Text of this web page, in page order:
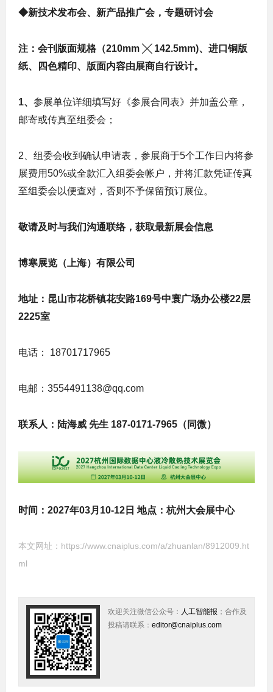
◆新技术发布会、新产品推广会，专题研讨会
注：会刊版面规格（210mm ╳ 142.5mm)、进口铜版
纸、四色精印、版面内容由展商自行设计。
1、 参展单位详细填写好《参展合同表》并加盖公章，
邮寄或传真至组委会；
2、组委会收到确认申请表，参展商于5个工作日内将参
展费用50%或全款汇入组委会帐户，并将汇款凭证传真
至组委会以便查对，否则不予保留预订展位。
敬请及时与我们沟通联络，获取最新展会信息
博寒展览（上海）有限公司
地址 ：昆山市花桥镇花安路169号中寰广场办公楼22层
2225室
电话： 18701717965
电邮： 3554491138@qq.com
联系人：陆海威 先生 187-0171-7965（同微）
时间：2027年03月10-12日 地点：杭州大会展中心
本文网址： https://www.cnaiplus.com/a/zhuanlan/8912009.ht
ml
欢迎关注微信公众号： 人工智能报 ；合作及
投稿请联系： editor@cnaiplus.com